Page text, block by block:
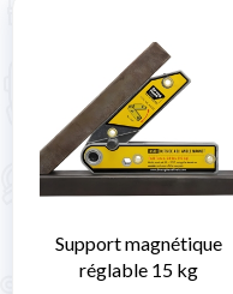
Support magnétique
réglable 15 kg